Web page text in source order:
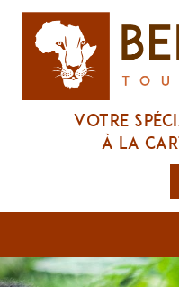
Votre
à la
Previous